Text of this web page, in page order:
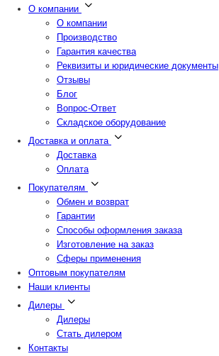
О компании
О компании
Производство
Гарантия качества
Реквизиты и юридические документы
Отзывы
Блог
Вопрос-Ответ
Складское оборудование
Доставка и оплата
Доставка
Оплата
Покупателям
Обмен и возврат
Гарантии
Способы оформления заказа
Изготовление на заказ
Сферы применения
Оптовым покупателям
Наши клиенты
Дилеры
Дилеры
Стать дилером
Контакты